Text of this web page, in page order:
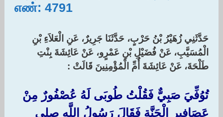
எண்: 4791
حَدَّثَنِي زُهَيْرُ بْنُ حَرْبٍ، حَدَّثَنَا جَرِيرٌ، عَنِ الْعَلاَءِ بْنِ
الْمُسَيَّبِ، عَنْ فُضَيْلِ بْنِ عَمْرٍو، عَنْ عَائِشَةَ بِنْتِ
طَلْحَةَ، عَنْ عَائِشَةَ أُمِّ الْمُؤْمِنِينَ قَالَتْ :‏
تُوُفِّيَ صَبِيٌّ فَقُلْتُ طُوبَى لَهُ عُصْفُورٌ مِنْ
عَصَافِيرِ الْجَنَّةِ فَقَالَ رَسُولُ اللَّهِ صلى